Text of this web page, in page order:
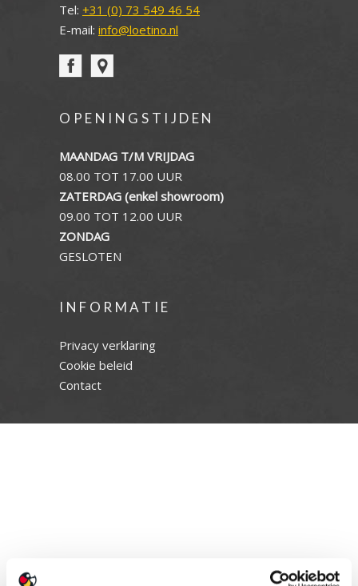
Tel: +31 (0) 73 549 46 54
E-mail: info@loetino.nl
OPENINGSTIJDEN
MAANDAG T/M VRIJDAG
08.00 TOT 17.00 UUR
ZATERDAG (enkel showroom)
09.00 TOT 12.00 UUR
ZONDAG
GESLOTEN
INFORMATIE
Privacy verklaring
Cookie beleid
Contact